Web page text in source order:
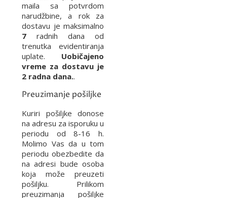
maila sa potvrdom
narudžbine, a rok za
dostavu je maksimalno
7 radnih dana od
trenutka evidentiranja
uplate. Uobičajeno
vreme za dostavu je
2 radna dana..
Preuzimanje pošiljke
Kuriri pošiljke donose
na adresu za isporuku u
periodu od 8-16 h.
Molimo Vas da u tom
periodu obezbedite da
na adresi bude osoba
koja može preuzeti
pošiljku. Prilikom
preuzimanja pošiljke